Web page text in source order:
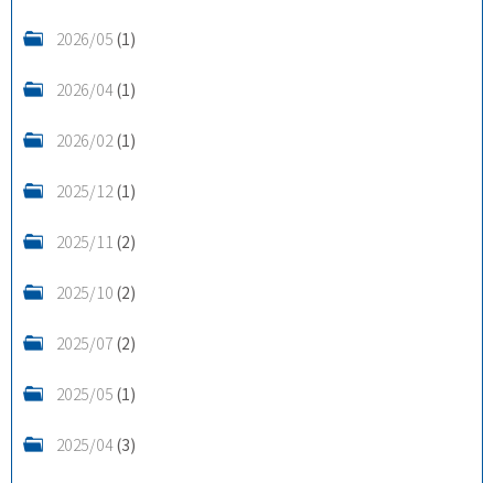
2026/05(1)
2026/04(1)
2026/02(1)
2025/12(1)
2025/11(2)
2025/10(2)
2025/07(2)
2025/05(1)
2025/04(3)